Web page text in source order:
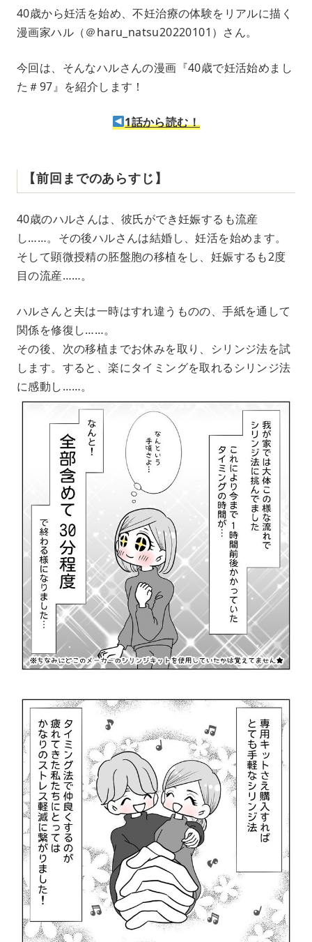
e
40歳から妊活を始め、不妊治療の体験をリアルに描く
漫画家ハル（＠haru_natsu20220101）さん。
今回は、そんなハルさんの漫画『40歳で妊活始めまし
た＃97』を紹介します！
1話から読む！
【前回までのあらすじ】
40歳のハルさんは、彼氏ができ妊娠するも流産
し……。その後ハルさんは結婚し、妊活を始めます。
そして顕微授精の胚盤胞の移植をし、妊娠するも2度
目の流産……。
ハルさんと夫は一時はすれ違うものの、手紙を通して
関係を修復し……。
その後、次の移植までお休みを取り、シリンジ法を試
します。すると、楽にタイミングを取れるシリンジ法
に感動し……。